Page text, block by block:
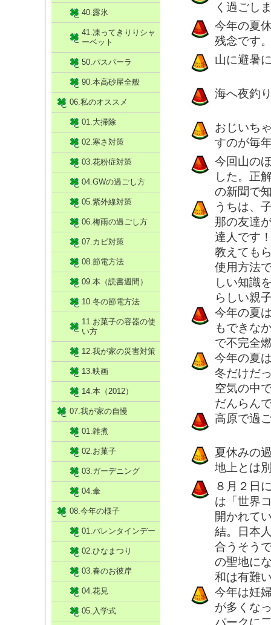
く過ごし
今年の夏
残念です
山に避暑
海へ夜釣
おじいち
すのが毎
今回山の
した。正
の新聞で
うちは、
那の友達
達人です
教えても
使用方法
しい知識
らしい親
今年の夏
もできな
で不完全
今年の夏
冬だけだ
空気の中
だんらん
高原で過
夏休みの
地上とは
８月２日
は「世界
開かれて
結。日本
合うそう
の聖地に
和は有難
今年は妊
が多くな
パークに
40.露氷
41.凍ってきりりシャ
ーベット
50.パスパーラ
90.本高砂屋全般
06.私のオススメ
01.大掃除
02.寒さ対策
03.花粉症対策
04.GWの過ごし方
05.紫外線対策
06.梅雨の過ごし方
07.カビ対策
08.節電方法
09.本（読書週間）
10.冬の節電方法
11.お菓子の容器の使
い方
12.我が家の災害対策
13.映画
14.本（2012）
07.我が家の自慢
01.雑煮
02.お菓子
03.ガーデニング
04.傘
08.今年の様子
01.バレンタインデー
02.ひなまつり
03.春のお彼岸
04.花見
05.入学式